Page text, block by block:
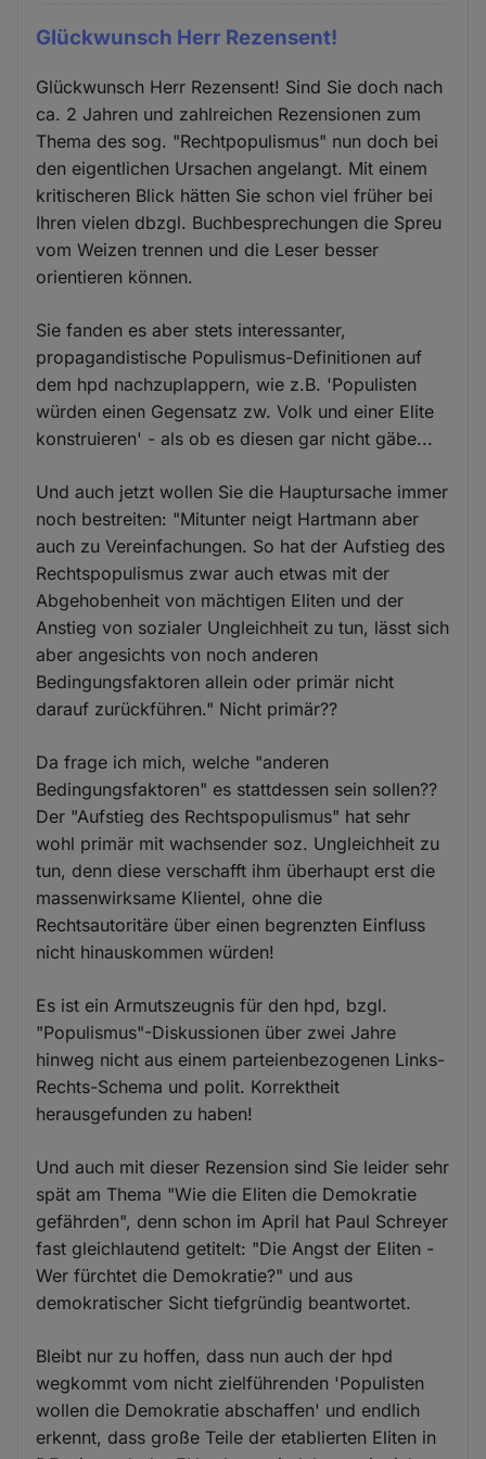
Glückwunsch Herr Rezensent!
Glückwunsch Herr Rezensent! Sind Sie doch nach
ca. 2 Jahren und zahlreichen Rezensionen zum
Thema des sog. "Rechtpopulismus" nun doch bei
den eigentlichen Ursachen angelangt. Mit einem
kritischeren Blick hätten Sie schon viel früher bei
Ihren vielen dbzgl. Buchbesprechungen die Spreu
vom Weizen trennen und die Leser besser
orientieren können.
Sie fanden es aber stets interessanter,
propagandistische Populismus-Definitionen auf
dem hpd nachzuplappern, wie z.B. 'Populisten
würden einen Gegensatz zw. Volk und einer Elite
konstruieren' - als ob es diesen gar nicht gäbe...
Und auch jetzt wollen Sie die Hauptursache immer
noch bestreiten: "Mitunter neigt Hartmann aber
auch zu Vereinfachungen. So hat der Aufstieg des
Rechtspopulismus zwar auch etwas mit der
Abgehobenheit von mächtigen Eliten und der
Anstieg von sozialer Ungleichheit zu tun, lässt sich
aber angesichts von noch anderen
Bedingungsfaktoren allein oder primär nicht
darauf zurückführen." Nicht primär??
Da frage ich mich, welche "anderen
Bedingungsfaktoren" es stattdessen sein sollen??
Der "Aufstieg des Rechtspopulismus" hat sehr
wohl primär mit wachsender soz. Ungleichheit zu
tun, denn diese verschafft ihm überhaupt erst die
massenwirksame Klientel, ohne die
Rechtsautoritäre über einen begrenzten Einfluss
nicht hinauskommen würden!
Es ist ein Armutszeugnis für den hpd, bzgl.
"Populismus"-Diskussionen über zwei Jahre
hinweg nicht aus einem parteienbezogenen Links-
Rechts-Schema und polit. Korrektheit
herausgefunden zu haben!
Und auch mit dieser Rezension sind Sie leider sehr
spät am Thema "Wie die Eliten die Demokratie
gefährden", denn schon im April hat Paul Schreyer
fast gleichlautend getitelt: "Die Angst der Eliten -
Wer fürchtet die Demokratie?" und aus
demokratischer Sicht tiefgründig beantwortet.
Bleibt nur zu hoffen, dass nun auch der hpd
wegkommt vom nicht zielführenden 'Populisten
wollen die Demokratie abschaffen' und endlich
erkennt, dass große Teile der etablierten Eliten in